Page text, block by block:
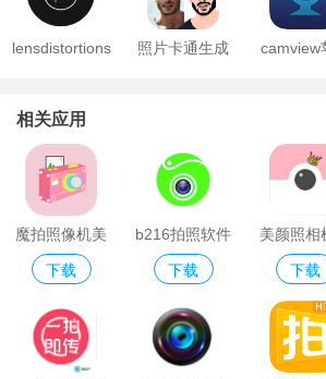
lensdistortions 照片卡通生成 camview
相关应用
魔拍照像机美
颜
下载
b216拍照软件
下载
美颜照相
费版
下载